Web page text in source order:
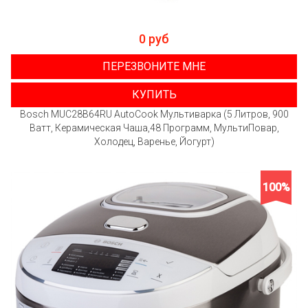
0 руб
ПЕРЕЗВОНИТЕ МНЕ
КУПИТЬ
Bosch MUC28B64RU AutoCook Мультиварка (5 Литров, 900
Ватт, Керамическая Чаша,48 Программ, МультиПовар,
Холодец, Варенье, Йогурт)
100%